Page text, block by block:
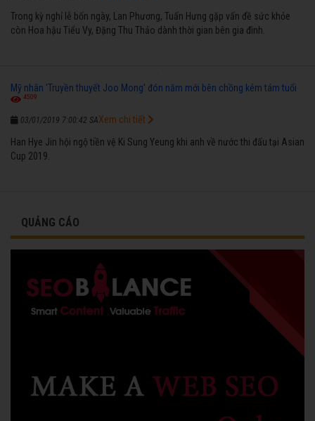
Trong kỳ nghỉ lễ bốn ngày, Lan Phương, Tuấn Hưng gặp vấn đề sức khỏe
còn Hoa hậu Tiểu Vy, Đặng Thu Thảo dành thời gian bên gia đình.
Mỹ nhân 'Truyền thuyết Joo Mong' đón năm mới bên chồng kém tám tuổi
4509
03/01/2019 7:00:42 SA
Han Hye Jin hội ngộ tiền vệ Ki Sung Yeung khi anh về nước thi đấu tại Asian
Cup 2019.
Xem chi tiết
QUẢNG CÁO